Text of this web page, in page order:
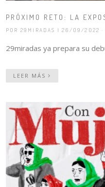
PRÓXIMO RETO: LA
POR 29MIRADAS | 26/09/2022 ·
29miradas ya prepara su
LEER MÁS